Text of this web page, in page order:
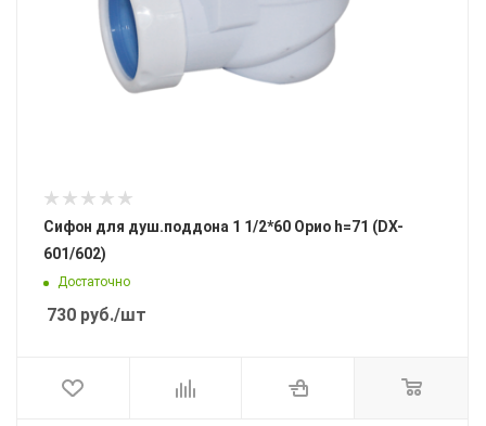
Сифон для душ.поддона 1 1/2*60 Орио h=71 (DX-
601/602)
Достаточно
730 руб./шт